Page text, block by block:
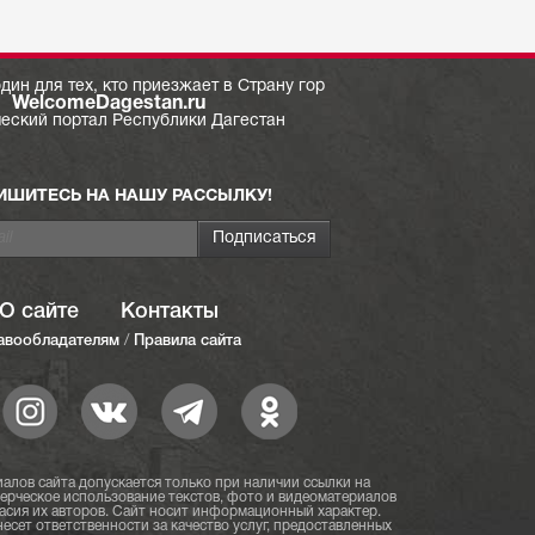
для тех, кто приезжает в Страну гор
WelcomeDagestan.ru
портал Республики Дагестан
НА НАШУ РАССЫЛКУ!
О сайте Контакты
/ Правила сайта
сайта допускается только при наличии ссылки на
использование текстов, фото и видеоматериалов
их авторов. Сайт носит информационный характер.
ответственности за качество услуг, предоставленных